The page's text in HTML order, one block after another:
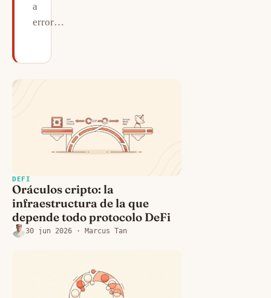
a
error…
DEFI
Oráculos cripto: la
infraestructura de la que
depende todo protocolo DeFi
30 jun 2026 · Marcus Tan